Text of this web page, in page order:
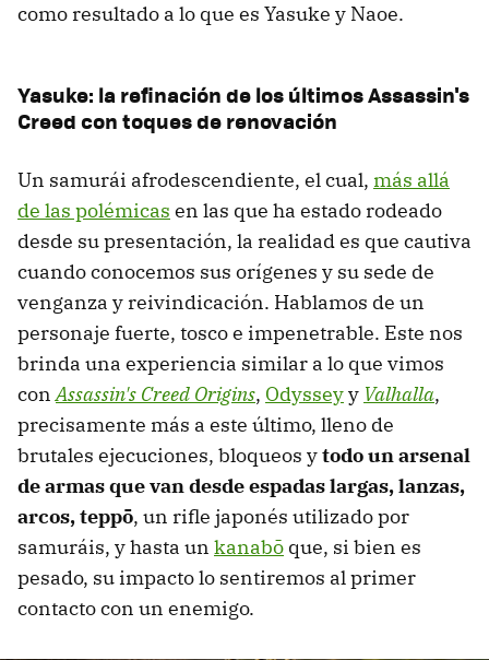
como resultado a lo que es Yasuke y Naoe.
Yasuke: la refinación de los últimos Assassin's
Creed con toques de renovación
Un samurái afrodescendiente, el cual, más allá
de las polémicas en las que ha estado rodeado
desde su presentación, la realidad es que cautiva
cuando conocemos sus orígenes y su sede de
venganza y reivindicación. Hablamos de un
personaje fuerte, tosco e impenetrable. Este nos
brinda una experiencia similar a lo que vimos
conAssassin's Creed Origins, Odysseyy Valhalla,
precisamente más a este último, lleno de
brutales ejecuciones, bloqueos ytodo un arsenal
de armas que van desde espadas largas, lanzas,
arcos, teppō, un rifle japonés utilizado por
samuráis, y hasta un kanabō que, si bien es
pesado, su impacto lo sentiremos al primer
contacto con un enemigo.